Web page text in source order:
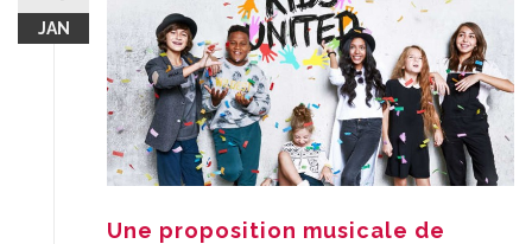
JAN
Une proposition musicale de